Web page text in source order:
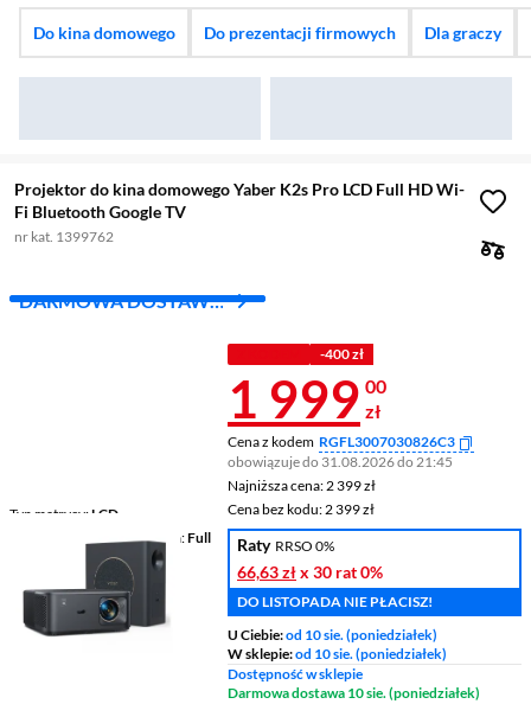
Do kina domowego Do prezentacji firmowych Dla graczy
Projektor do kina domowego Yaber K2s Pro LCD Full HD Wi-
Fi Bluetooth Google TV
nr kat. 1399762
DARMOWA DOSTAWA
Typ matrycy LCD
Rozdzielczość podstawowa Full
HD 1080p (1920 x 1080)
800 ANSI lumen
-400 zł
Cena 1 999
1 999 00
zł
Cena z kodem RGFL3007030826C3
obowiązuje do 31.08.2026 do 21:45
Najniższa cena: 2 399 zł
Najniższa cena: 2 399 zł
Cena bez kodu: 2 399 zł
Cena bez kodu: 2 399 zł
Raty RRSO 0%
66,63 złx 30 rat0%
DO LISTOPADA NIE PŁACISZ!
U Ciebie:od 10 sie. (poniedziałek)
W sklepie:od 10 sie. (poniedziałek)
Dostępność w sklepie
Darmowa dostawa 10 sie. (poniedziałek)